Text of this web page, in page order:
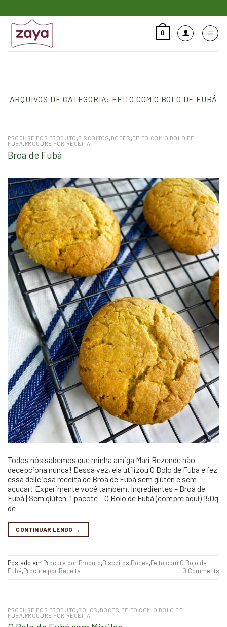
to
content
0
ARQUIVOS DE CATEGORIA: FEITO COM O BOLO DE FUBÁ
PROCURE POR PRODUTO ,BISCOITOS, DOCES ,FEITO COM O BOLO DE
FUBÁ, PROCURE POR RECEITA
Broa de Fubá
Todos nós sabemos que minha amiga Mari Rezende não
decepciona nunca! Dessa vez, ela utilizou O Bolo de Fubá e fez
essa deliciosa receita de Broa de Fubá sem glúten e sem
açúcar! Experimente você também. Ingredientes – Broa de
Fubá | Sem glúten 1 pacote – O Bolo de Fubá (compre aqui) 150g
de
CONTINUAR LENDO →
Postado em Procure por Produto,Biscoitos,Doces,Feito com O Bolo de
Fubá,Procure por Receita 0 Comments
PROCURE POR PRODUTO ,BOLOS , DOCES, FEITO COM O BOLO DE
FUBÁ, PROCURE POR RECEITA